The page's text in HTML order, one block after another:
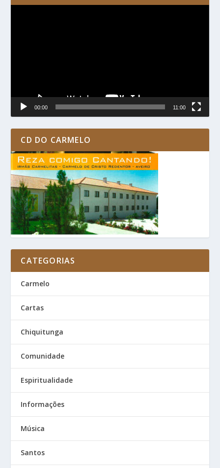
00:00 11:00
CD DO CARMELO
CATEGORIAS
Carmelo
Cartas
Chiquitunga
Comunidade
Espiritualidade
Informações
Música
Santos